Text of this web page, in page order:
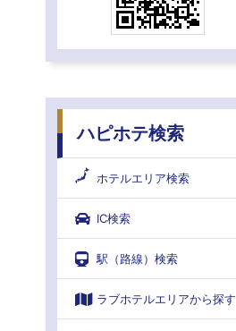
ハピホテ検索
ホテルエリア検索
IC検索
駅（路線）検索
ラブホテルエリアから探す